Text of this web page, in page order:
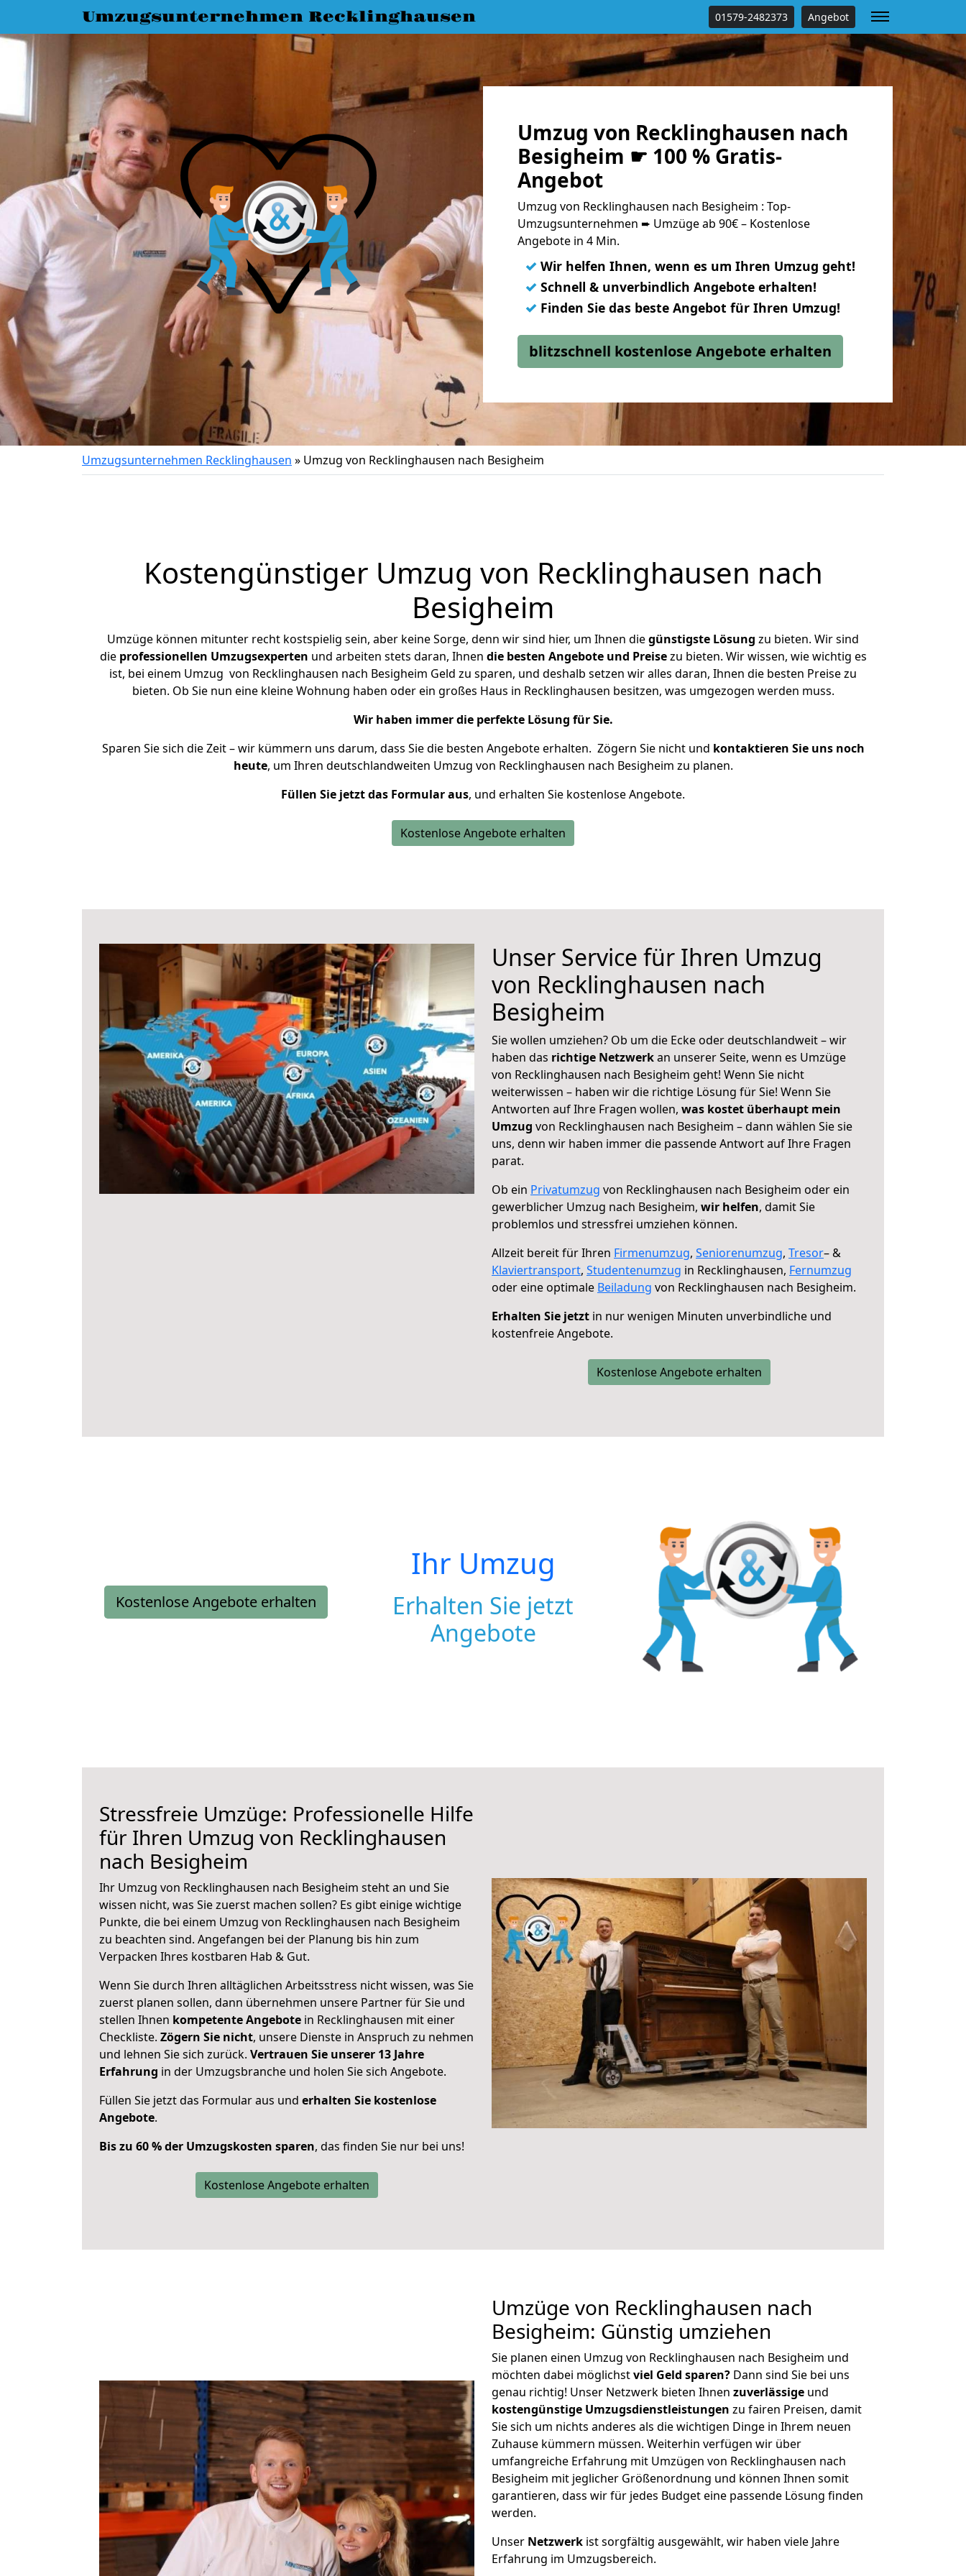
Umzugsunternehmen Recklinghausen 01579-2482373 Angebot
Umzug von Recklinghausen nach
Besigheim ☛ 100 % Gratis-
Angebot
Umzug von Recklinghausen nach Besigheim : Top-
Umzugsunternehmen ➨ Umzüge ab 90€ – Kostenlose
Angebote in 4 Min.
✓ Wir helfen Ihnen, wenn es um Ihren Umzug geht!
✓ Schnell & unverbindlich Angebote erhalten!
✓ Finden Sie das beste Angebot für Ihren Umzug!
blitzschnell kostenlose Angebote erhalten
Umzugsunternehmen Recklinghausen » Umzug von Recklinghausen nach Besigheim
Kostengünstiger Umzug von Recklinghausen nach
Besigheim
Umzüge können mitunter recht kostspielig sein, aber keine Sorge, denn wir sind hier, um Ihnen diegünstigste Lösung zu bieten. Wir sind
die professionellen Umzugsexperten und arbeiten stets daran, Ihnen die besten Angebote und Preisezu bieten. Wir wissen, wie wichtig es
ist, bei einem Umzug von Recklinghausen nach Besigheim Geld zu sparen, und deshalb setzen wir alles daran, Ihnen die besten Preise zu
bieten. Ob Sie nun eine kleine Wohnung haben oder ein großes Haus in Recklinghausen besitzen, was umgezogen werden muss.
Wir haben immer die perfekte Lösung für Sie.
Sparen Sie sich die Zeit – wir kümmern uns darum, dass Sie die besten Angebote erhalten. Zögern Sie nicht und kontaktieren Sie uns noch
heute, um Ihren deutschlandweiten Umzug von Recklinghausen nach Besigheim zu planen.
Füllen Sie jetzt das Formular aus, und erhalten Sie kostenlose Angebote.
Kostenlose Angebote erhalten
Unser Service für Ihren Umzug
von Recklinghausen nach
Besigheim
Sie wollen umziehen? Ob um die Ecke oder deutschlandweit – wir
haben das richtige Netzwerkan unserer Seite, wenn es Umzüge
von Recklinghausen nach Besigheim geht! Wenn Sie nicht
weiterwissen – haben wir die richtige Lösung für Sie! Wenn Sie
Antworten auf Ihre Fragen wollen, was kostet überhaupt mein
Umzug von Recklinghausen nach Besigheim – dann wählen Sie sie
uns, denn wir haben immer die passende Antwort auf Ihre Fragen
parat.
Ob ein Privatumzug von Recklinghausen nach Besigheim oder ein
gewerblicher Umzug nach Besigheim, wir helfen, damit Sie
problemlos und stressfrei umziehen können.
Allzeit bereit für Ihren Firmenumzug, Seniorenumzug, Tresor– &
Klaviertransport, Studentenumzug in Recklinghausen, Fernumzug
oder eine optimale Beiladung von Recklinghausen nach Besigheim.
Erhalten Sie jetzt in nur wenigen Minuten unverbindliche und
kostenfreie Angebote.
Kostenlose Angebote erhalten
Kostenlose Angebote erhalten
Ihr Umzug
Erhalten Sie jetzt
Angebote
Stressfreie Umzüge: Professionelle Hilfe
für Ihren Umzug von Recklinghausen
nach Besigheim
Ihr Umzug von Recklinghausen nach Besigheim steht an und Sie
wissen nicht, was Sie zuerst machen sollen? Es gibt einige wichtige
Punkte, die bei einem Umzug von Recklinghausen nach Besigheim
zu beachten sind. Angefangen bei der Planung bis hin zum
Verpacken Ihres kostbaren Hab & Gut.
Wenn Sie durch Ihren alltäglichen Arbeitsstress nicht wissen, was Sie
zuerst planen sollen, dann übernehmen unsere Partner für Sie und
stellen Ihnen kompetente Angebote in Recklinghausen mit einer
Checkliste. Zögern Sie nicht, unsere Dienste in Anspruch zu nehmen
und lehnen Sie sich zurück. Vertrauen Sie unserer 13 Jahre
Erfahrung in der Umzugsbranche und holen Sie sich Angebote.
Füllen Sie jetzt das Formular aus und erhalten Sie kostenlose
Angebote.
Bis zu 60 % der Umzugskosten sparen, das finden Sie nur bei uns!
Kostenlose Angebote erhalten
Umzüge von Recklinghausen nach
Besigheim: Günstig umziehen
Sie planen einen Umzug von Recklinghausen nach Besigheim und
möchten dabei möglichstviel Geld sparen? Dann sind Sie bei uns
genau richtig! Unser Netzwerk bieten Ihnen zuverlässige und
kostengünstige Umzugsdienstleistungen zu fairen Preisen, damit
Sie sich um nichts anderes als die wichtigen Dinge in Ihrem neuen
Zuhause kümmern müssen. Weiterhin verfügen wir über
umfangreiche Erfahrung mit Umzügen von Recklinghausen nach
Besigheim mit jeglicher Größenordnung und können Ihnen somit
garantieren, dass wir für jedes Budget eine passende Lösung finden
werden.
Unser Netzwerk ist sorgfältig ausgewählt, wir haben viele Jahre
Erfahrung im Umzugsbereich.